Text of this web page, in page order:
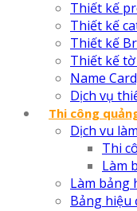
Thiết kế
Thiết kế
Thiết kế
Thiết kế
Name
Dịch vụ
Thi công
Dịch vu
Thi
Làm
Làm bảng
Bảng hiệu